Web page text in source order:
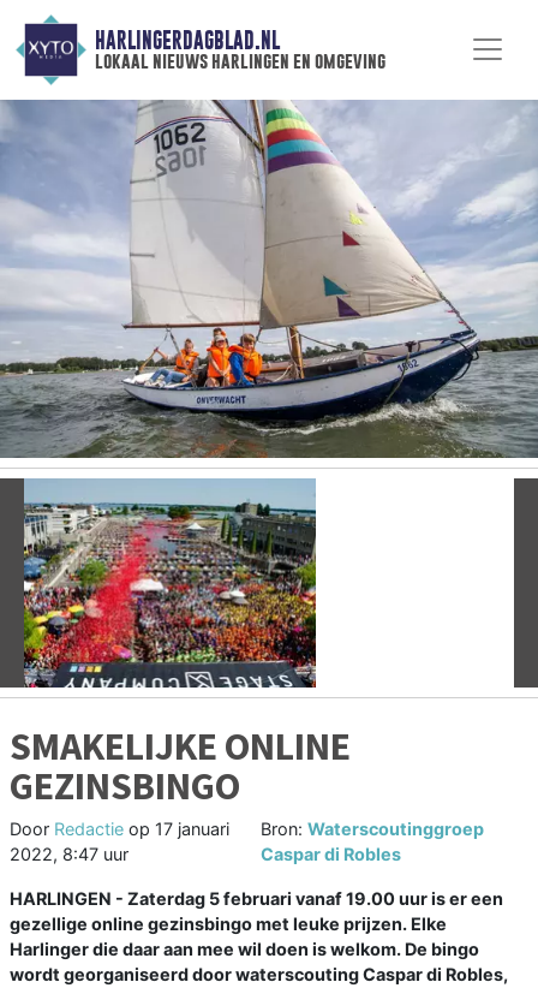
HARLINGERDAGBLAD.NL
lokaal nieuws harlingen en omgeving
Vorige
SMAKELIJKE ONLINE
GEZINSBINGO
Door Redactie op 17 januari
2022, 8:47 uur
Bron: Waterscoutinggroep
Caspar di Robles
HARLINGEN - Zaterdag 5 februari vanaf 19.00 uur is er een
gezellige online gezinsbingo met leuke prijzen. Elke
Harlinger die daar aan mee wil doen is welkom. De bingo
wordt georganiseerd door waterscouting Caspar di Robles,